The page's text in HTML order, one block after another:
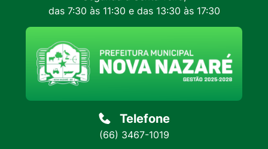
das 7:30 às 11:30 e das 13:30 às 17:30
Telefone
(66) 3467-1019